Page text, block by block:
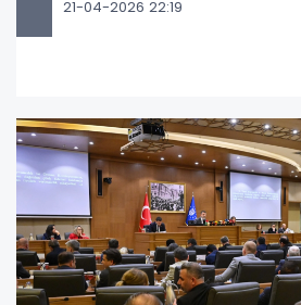
21-04-2026 22:19